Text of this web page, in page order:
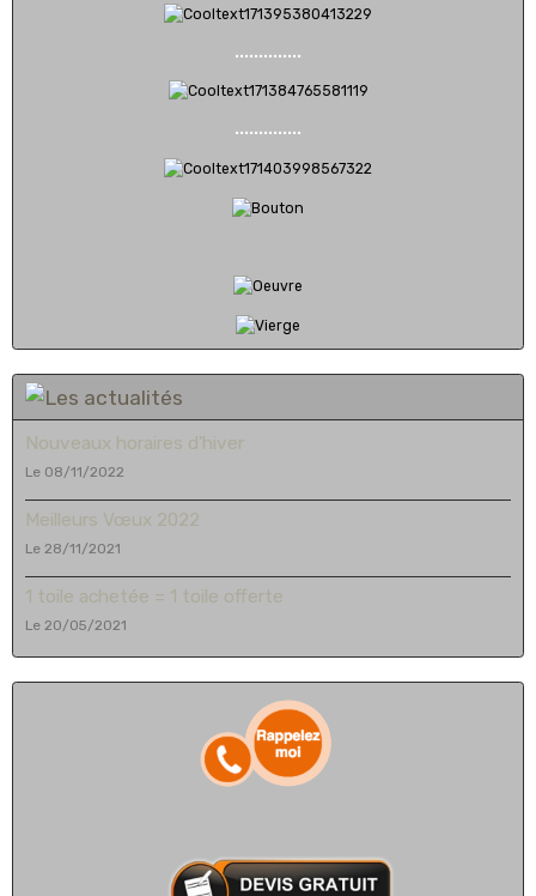
..............
..............
Nouveaux horaires d'hiver
Le 08/11/2022
Meilleurs Vœux 2022
Le 28/11/2021
1 toile achetée = 1 toile offerte
Le 20/05/2021